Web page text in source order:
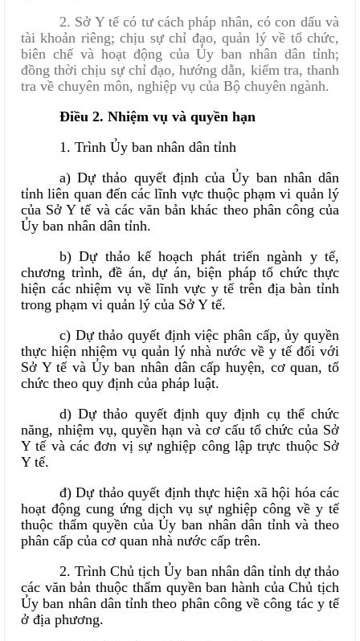
2. Sở Y tế có tư cách pháp nhân, có con dấu và
tài khoản riêng; chịu sự chỉ đạo, quản lý về tổ chức,
biên chế và hoạt động của Ủy ban nhân dân tỉnh;
đồng thời chịu sự chỉ đạo, hướng dẫn, kiểm tra, thanh
tra về chuyên môn, nghiệp vụ của Bộ chuyên ngành.
Điều 2. Nhiệm vụ và quyền hạn
1. Trình Ủy ban nhân dân tỉnh
a) Dự thảo quyết định của Ủy ban nhân dân
tỉnh liên quan đến các lĩnh vực thuộc phạm vi quản lý
của Sở Y tế và các văn bản khác theo phân công của
Ủy ban nhân dân tỉnh.
b) Dự thảo kế hoạch phát triển ngành y tế,
chương trình, đề án, dự án, biện pháp tổ chức thực
hiện các nhiệm vụ về lĩnh vực y tế trên địa bàn tỉnh
trong phạm vi quản lý của Sở Y tế.
c) Dự thảo quyết định việc phân cấp, ủy quyền
thực hiện nhiệm vụ quản lý nhà nước về y tế đối với
Sở Y tế và Ủy ban nhân dân cấp huyện, cơ quan, tổ
chức theo quy định của pháp luật.
d) Dự thảo quyết định quy định cụ thể chức
năng, nhiệm vụ, quyền hạn và cơ cấu tổ chức của Sở
Y tế và các đơn vị sự nghiệp công lập trực thuộc Sở
Y tế.
đ) Dự thảo quyết định thực hiện xã hội hóa các
hoạt động cung ứng dịch vụ sự nghiệp công về y tế
thuộc thẩm quyền của Ủy ban nhân dân tỉnh và theo
phân cấp của cơ quan nhà nước cấp trên.
2. Trình Chủ tịch Ủy ban nhân dân tỉnh dự thảo
các văn bản thuộc thẩm quyền ban hành của Chủ tịch
Ủy ban nhân dân tỉnh theo phân công về công tác y tế
ở địa phương.